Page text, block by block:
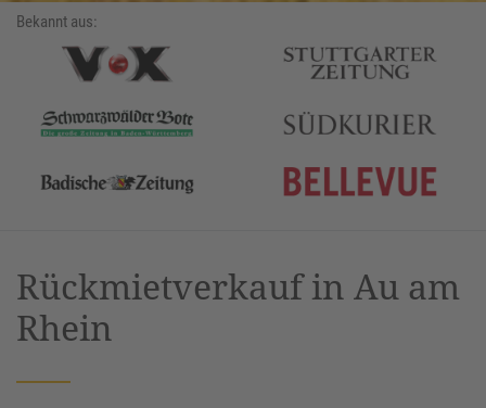
Bekannt aus:
Rückmietverkauf in Au am
Rhein